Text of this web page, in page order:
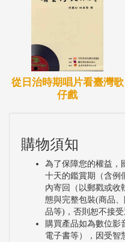
從日治時期唱片看臺灣歌
仔戲
購物須知
為了保障您的權益，
十天的鑑賞期（含例
內寄回（以郵戳或收
態與完整包裝(商品
品等)，否則恕不接受
購買產品如為數位影
電子書等），因受智